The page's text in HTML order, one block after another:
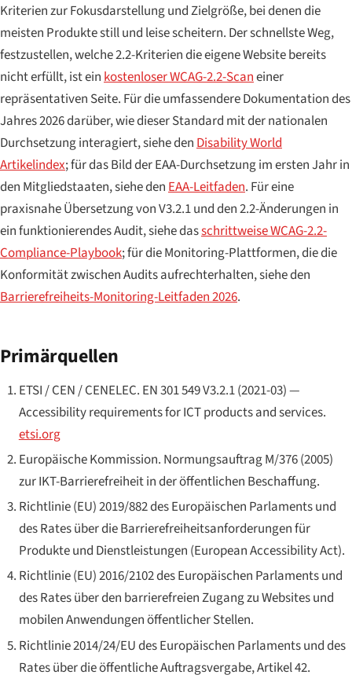
Kriterien zur Fokusdarstellung und Zielgröße, bei denen die
meisten Produkte still und leise scheitern. Der schnellste Weg,
festzustellen, welche 2.2-Kriterien die eigene Website bereits
nicht erfüllt, ist ein kostenloser WCAG-2.2-Scaneiner
repräsentativen Seite. Für die umfassendere Dokumentation des
Jahres 2026 darüber, wie dieser Standard mit der nationalen
Durchsetzung interagiert, siehe den Disability World
Artikelindex; für das Bild der EAA-Durchsetzung im ersten Jahr in
den Mitgliedstaaten, siehe den EAA-Leitfaden. Für eine
praxisnahe Übersetzung von V3.2.1 und den 2.2-Änderungen in
ein funktionierendes Audit, siehe dasschrittweise WCAG-2.2-
Compliance-Playbook; für die Monitoring-Plattformen, die die
Konformität zwischen Audits aufrechterhalten, siehe den
Barrierefreiheits-Monitoring-Leitfaden 2026.
Primärquellen
ETSI / CEN / CENELEC. EN 301 549 V3.2.1 (2021-03) —
Accessibility requirements for ICT products and services.
etsi.org
Europäische Kommission. Normungsauftrag M/376 (2005)
zur IKT-Barrierefreiheit in der öffentlichen Beschaffung.
Richtlinie (EU) 2019/882 des Europäischen Parlaments und
des Rates über die Barrierefreiheitsanforderungen für
Produkte und Dienstleistungen (European Accessibility Act).
Richtlinie (EU) 2016/2102 des Europäischen Parlaments und
des Rates über den barrierefreien Zugang zu Websites und
mobilen Anwendungen öffentlicher Stellen.
Richtlinie 2014/24/EU des Europäischen Parlaments und des
Rates über die öffentliche Auftragsvergabe, Artikel 42.